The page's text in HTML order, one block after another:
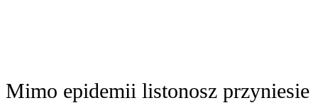
Mimo epidemii listonosz przyniesie